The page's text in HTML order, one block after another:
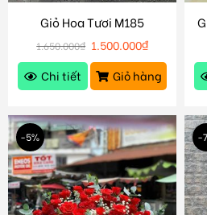
Giỏ Hoa Tươi M185
1.650.000₫ 1.500.000₫
Chi tiết
Giỏ hàng
-5% -